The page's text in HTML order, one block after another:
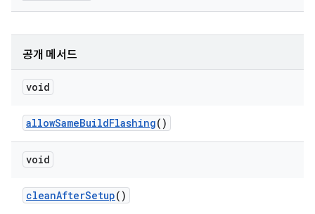
공개 메서드
void
allowSameBuildFlashing()
void
cleanAfterSetup()